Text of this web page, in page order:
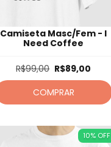
Camiseta Masc/Fem - I
Need Coffee
R$99,00 R$89,00
COMPRAR
10% OFF